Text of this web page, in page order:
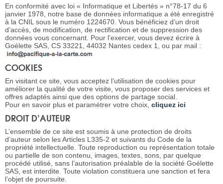
En conformité avec loi « Informatique et Libertés » n°78-17 du 6
janvier 1978, notre base de données informatique a été enregistré
à la CNIL sous le numéro 1224670. Vous bénéficiez d’un droit
d’accès, de modification, de rectification et de suppression des
données vous concernant. Pour l’exercer, vous devez écrire à
Goélette SAS, CS 33221, 44032 Nantes cedex 1, ou par mail :
COOKIES
En visitant ce site, vous acceptez l’utilisation de cookies pour
améliorer la qualité de votre visite, vous proposer des services et
offres adaptés ainsi que des options de partage social.
Pour en savoir plus et paramétrer votre choix, cliquez ici
DROIT D’AUTEUR
L’ensemble de ce site est soumis à une protection de droits
d’auteur selon les Articles L335-2 et suivants du Code de la
propriété intellectuelle. Toute reproduction ou représentation totale
ou partielle de son contenu, images, textes, sons, par quelque
procédé utilisé, sans l’autorisation préalable de la société Goélette
SAS, est interdite. Toute violation constituera une sanction et fera
l’objet de poursuite.